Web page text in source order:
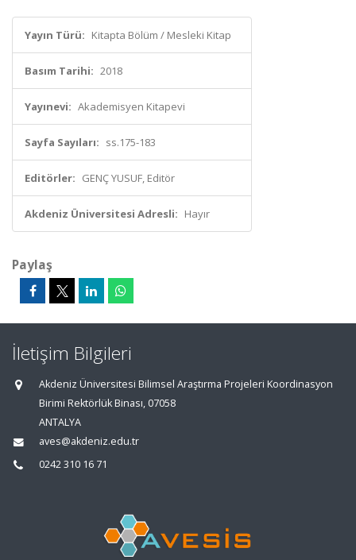
Yayın Türü: Kitapta Bölüm / Mesleki Kitap
Basım Tarihi: 2018
Yayınevi: Akademisyen Kitapevi
Sayfa Sayıları: ss.175-183
Editörler: GENÇ YUSUF, Editör
Akdeniz Üniversitesi Adresli: Hayır
Paylaş
İletişim Bilgileri
Akdeniz Üniversitesi Bilimsel Araştırma Projeleri Koordinasyon
Birimi Rektörlük Binası, 07058
ANTALYA
aves@akdeniz.edu.tr
0242 310 16 71